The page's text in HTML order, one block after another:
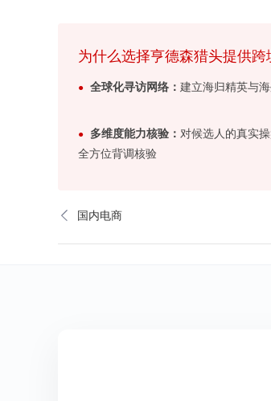
为什么选择亨德森猎头提供跨
全球化寻访网络： 建立海归精英与
多维度能力核验： 对候选人的真实
全方位背调核验
国内电商